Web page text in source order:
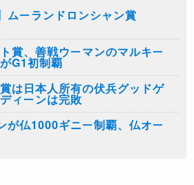
ムーランドロンシャン賞
賞、善戦ウーマンのマルキー
G1初制覇
は日本人所有の伏兵グッドゲ
ィーンは完敗
が仏1000ギニー制覇、仏オー